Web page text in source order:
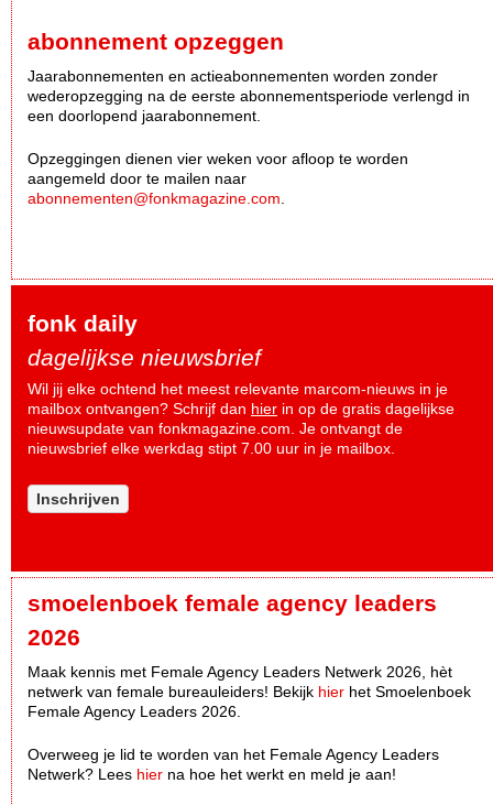
abonnement opzeggen
Jaarabonnementen en actieabonnementen worden zonder
wederopzegging na de eerste abonnementsperiode verlengd in
een doorlopend jaarabonnement.
Opzeggingen dienen vier weken voor afloop te worden
aangemeld door te mailen naar
abonnementen@fonkmagazine.com
fonk daily
dagelijkse nieuwsbrief
Wil jij elke ochtend het meest relevante marcom-nieuws in je
mailbox ontvangen? Schrijf dan hier in op de gratis dagelijkse
nieuwsupdate van fonkmagazine.com. Je ontvangt de
nieuwsbrief elke werkdag stipt 7.00 uur in je mailbox.
Inschrijven
smoelenboek female agency leaders
2026
Maak kennis met Female Agency Leaders Netwerk 2026, hèt
netwerk van female bureauleiders! Bekijk hier het Smoelenboek
Female Agency Leaders 2026.
Overweeg je lid te worden van het Female Agency Leaders
Netwerk? Lees hier na hoe het werkt en meld je aan!